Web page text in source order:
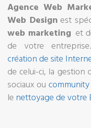
Agence Web
Web Design est
web marketing et
de votre
création de site
de celui-ci, la gestion
sociaux ou
le nettoyage de votre